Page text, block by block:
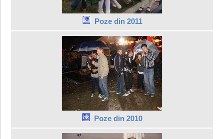
Poze din 2011
Poze din 2010